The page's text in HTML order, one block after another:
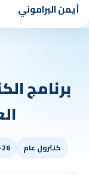
أيمن البراموني
برنامج
كنترول عام